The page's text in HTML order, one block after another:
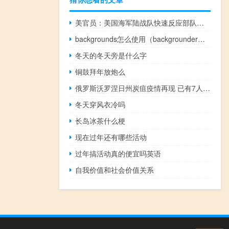
美官员：美国海军陆战队快速反应部队预计将很快进入东地中海海域
backgrounds怎么使用（backgrounder怎么用）
冬天的冬天旁是什么字
铜鼓拜年放炮么
俄罗斯沃罗涅日州炭疽疫情再现 已有7人住院治疗
冬天穿风衣冷吗
长岛冰茶什么梗
现在过年还有哪些活动
过年搞活动真的便宜吗英语
自我价值和社会价值关系